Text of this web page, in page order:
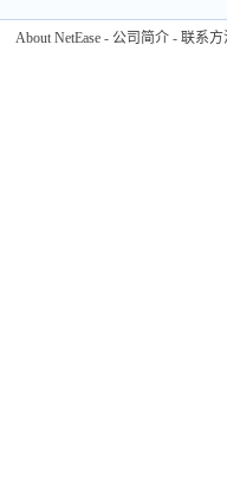
About NetEase - 公司简介 - 联系方